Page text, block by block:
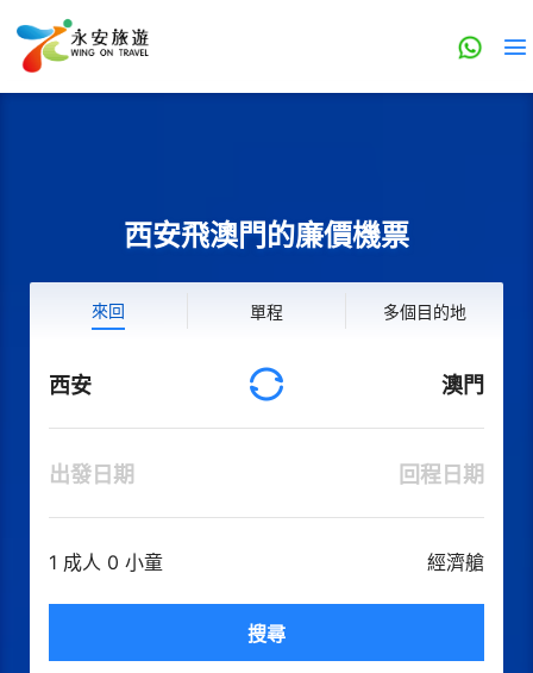
西安飛澳門的廉價機票
來回 單程 多個目的地
西安 澳門
出發日期 回程日期
1 成人 0 小童 經濟艙
搜尋